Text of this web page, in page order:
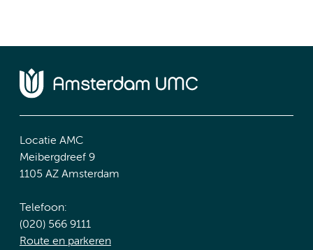
Locatie AMC
Meibergdreef 9
1105 AZ Amsterdam
Telefoon:
(020) 566 9111
Route en parkeren